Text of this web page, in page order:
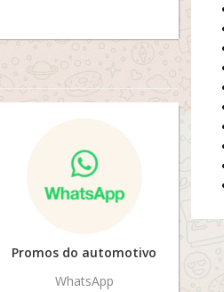
Promos do automotivo
WhatsApp